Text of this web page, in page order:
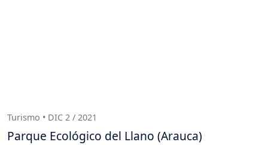
Turismo • DIC 2 / 2021
Parque Ecológico del Llano (Arauca)